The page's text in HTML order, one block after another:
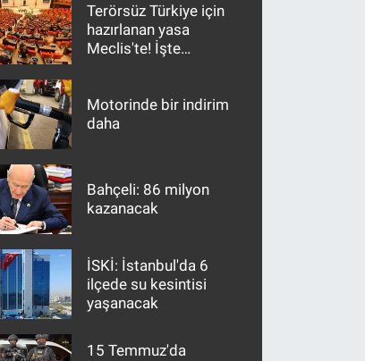
Terörsüz Türkiye için
hazırlanan yasa
Meclis'te! İşte
Motorinde bir indirim
daha
Bahçeli: 86 milyon
kazanacak
İSKİ: İstanbul'da 6
ilçede su kesintisi
yaşanacak
15 Temmuz'da